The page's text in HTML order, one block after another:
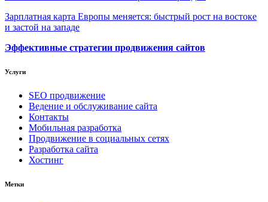
Зарплатная карта Европы меняется: быстрый рост на востоке
и застой на западе
Эффективные стратегии продвижения сайтов
Услуги
SEO продвижение
Ведение и обслуживание сайта
Контакты
Мобильная разработка
Продвижение в социальных сетях
Разработка сайта
Хостинг
Метки